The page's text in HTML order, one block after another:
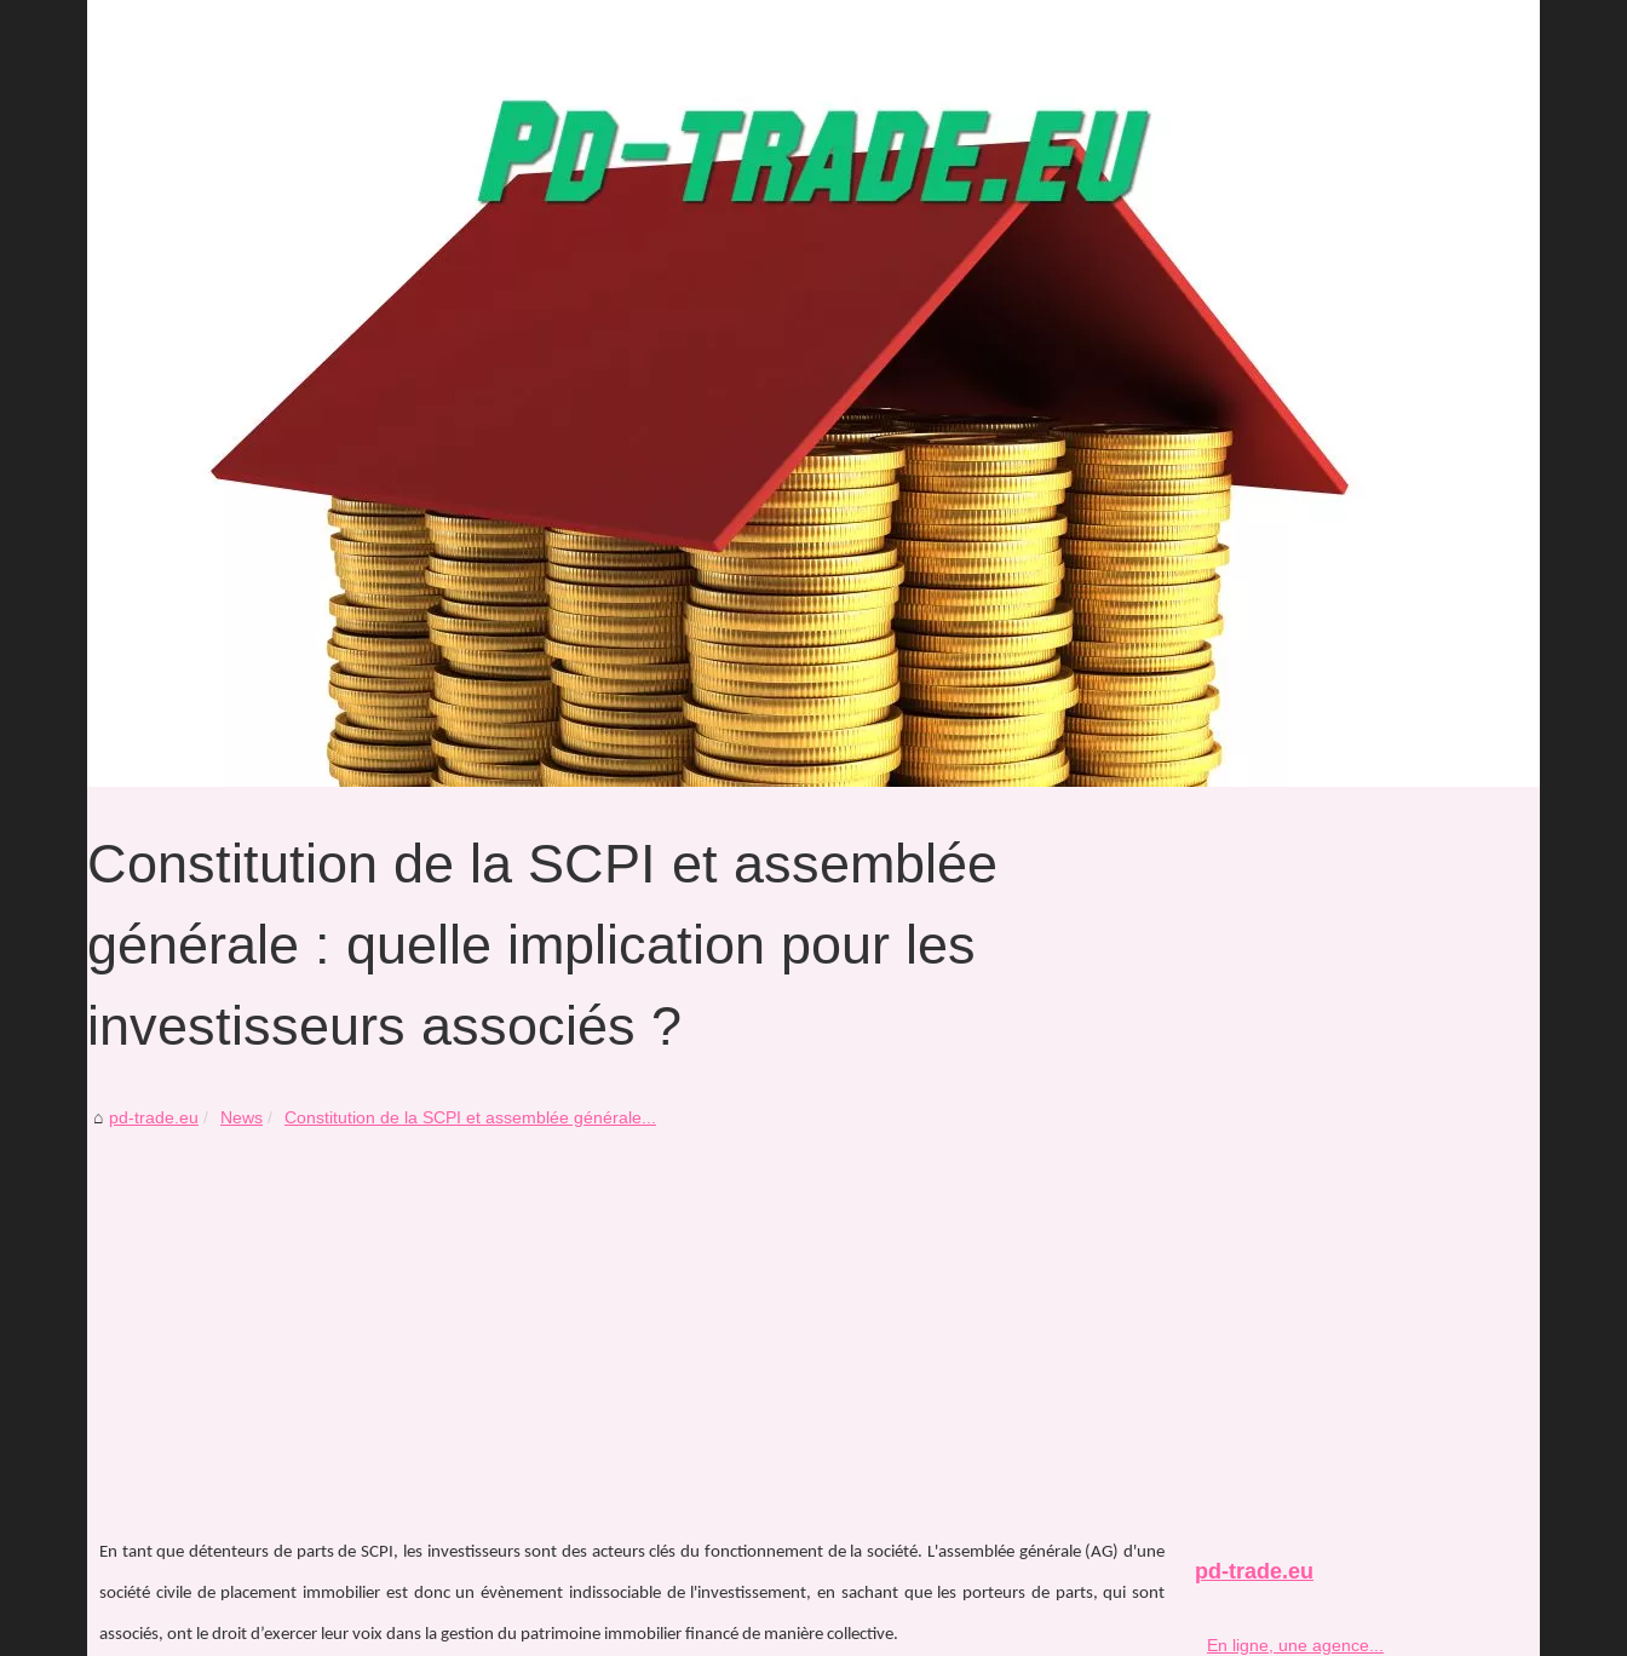
Constitution de la SCPI et assemblée
générale : quelle implication pour les
investisseurs associés ?
pd-trade.eu News Constitution de la SCPI et assemblée générale...
En tant que détenteurs de parts de SCPI, les investisseurs sont des acteurs clés du fonctionnement de la société. L'assemblée générale (AG) d'une
société civile de placement immobilier est donc un évènement indissociable de l'investissement, en sachant que les porteurs de parts, qui sont
associés, ont le droit d’exercer leur voix dans la gestion du patrimoine immobilier financé de manière collective.
pd-trade.eu
En ligne, une agence...